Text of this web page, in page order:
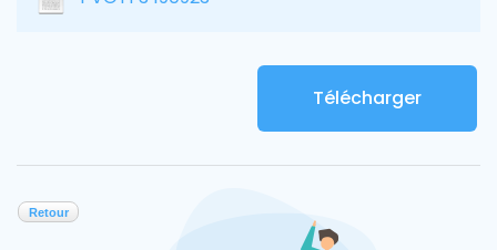
Télécharger
Retour